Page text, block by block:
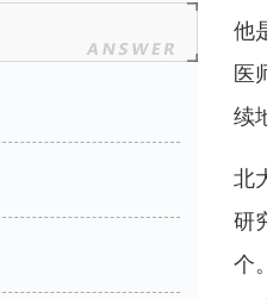
他
医
续
北
研
个